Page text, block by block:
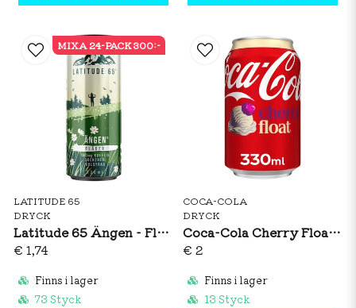
LATITUDE 65
DRYCK
Latitude 65 Ängen - Fläder 330ml
€ 1,74
Finns i lager
73 Styck
MIXA 24-PACK 300:-
COCA-COLA
DRYCK
Coca-Cola Cherry Float 330ml
€ 2
Finns i lager
13 Styck